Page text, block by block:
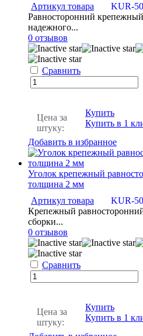
Артикул товара
KUR-
Равносторонний
надежного...
0 отзывов
Сравнить
Цена за
штуку:
Купить
Купить в 1
Добавить в избранное
Уголок крепежный
толщина 2 мм
Артикул товара
KUR-
Крепежный
сборки...
0 отзывов
Сравнить
Цена за
штуку:
Купить
Купить в 1